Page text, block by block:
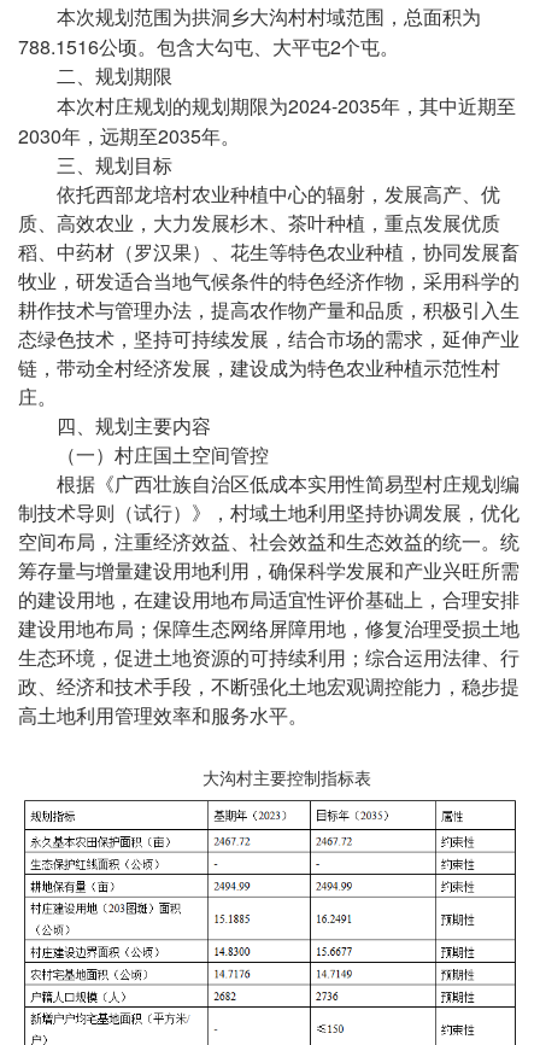
本次规划范围为拱洞乡大沟村村域范围，总面积为
788.1516公顷。包含大勾屯、大平屯2个屯。
二、规划期限
本次村庄规划的规划期限为2024-2035年，其中近期至
2030年，远期至2035年。
三、规划目标
依托西部龙培村农业种植中心的辐射，发展高产、优
质、高效农业，大力发展杉木、茶叶种植，重点发展优质
稻、中药材（罗汉果）、花生等特色农业种植，协同发展畜
牧业，研发适合当地气候条件的特色经济作物，采用科学的
耕作技术与管理办法，提高农作物产量和品质，积极引入生
态绿色技术，坚持可持续发展，结合市场的需求，延伸产业
链，带动全村经济发展，建设成为特色农业种植示范性村
庄。
四、规划主要内容
（一）村庄国土空间管控
根据《广西壮族自治区低成本实用性简易型村庄规划编
制技术导则（试行）》，村域土地利用坚持协调发展，优化
空间布局，注重经济效益、社会效益和生态效益的统一。统
筹存量与增量建设用地利用，确保科学发展和产业兴旺所需
的建设用地，在建设用地布局适宜性评价基础上，合理安排
建设用地布局；保障生态网络屏障用地，修复治理受损土地
生态环境，促进土地资源的可持续利用；综合运用法律、行
政、经济和技术手段，不断强化土地宏观调控能力，稳步提
高土地利用管理效率和服务水平。
大沟村主要控制指标表